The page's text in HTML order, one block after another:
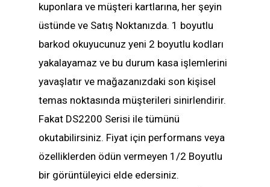
kuponlara ve müşteri kartlarına, her şeyin
üstünde ve Satış Noktanızda. 1 boyutlu
barkod okuyucunuz yeni 2 boyutlu kodları
yakalayamaz ve bu durum kasa işlemlerini
yavaşlatır ve mağazanızdaki son kişisel
temas noktasında müşterileri sinirlendirir.
Fakat DS2200 Serisi ile tümünü
okutabilirsiniz. Fiyat için performans veya
özelliklerden ödün vermeyen 1/2 Boyutlu
bir görüntüleyici elde edersiniz.